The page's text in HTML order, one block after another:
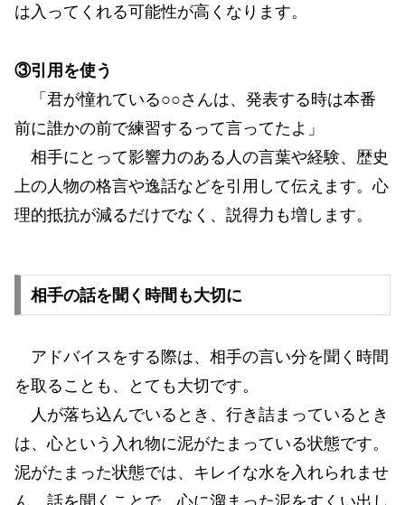
は入ってくれる可能性が高くなります。
③引用を使う
「君が憧れている○○さんは、発表する時は本番
前に誰かの前で練習するって言ってたよ」
相手にとって影響力のある人の言葉や経験、歴史
上の人物の格言や逸話などを引用して伝えます。心
理的抵抗が減るだけでなく、説得力も増します。
相手の話を聞く時間も大切に
アドバイスをする際は、相手の言い分を聞く時間
を取ることも、とても大切です。
人が落ち込んでいるとき、行き詰まっているとき
は、心という入れ物に泥がたまっている状態です。
泥がたまった状態では、キレイな水を入れられませ
ん。話を聞くことで、心に溜まった泥をすくい出し